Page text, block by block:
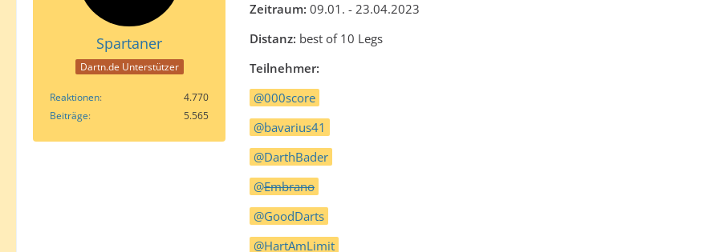
Spartaner
Dartn.de Unterstützer
Reaktionen
4.770
Beiträge
5.565
Zeitraum: 09.01. - 23.04.2023
Distanz: best of 10 Legs
Teilnehmer:
000score
bavarius41
DarthBader
Embrano
GoodDarts
HartAmLimit